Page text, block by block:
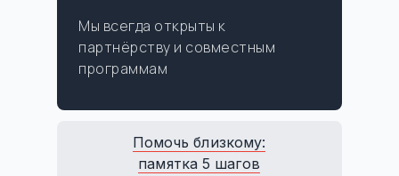
Мы всегда открыты к
партнёрству и совместным
программам
Помочь близкому:
памятка 5 шагов